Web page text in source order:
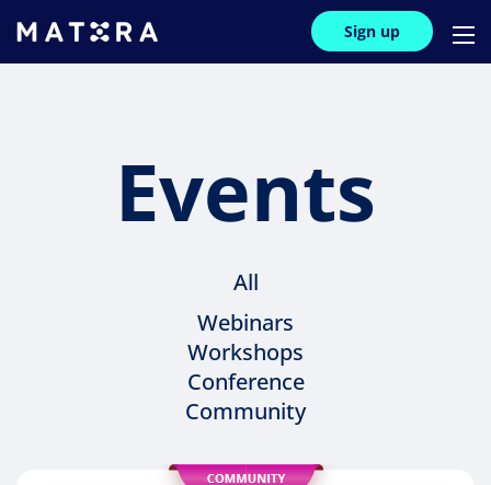
Sign up
Events
All
Webinars
Workshops
Conference
Community